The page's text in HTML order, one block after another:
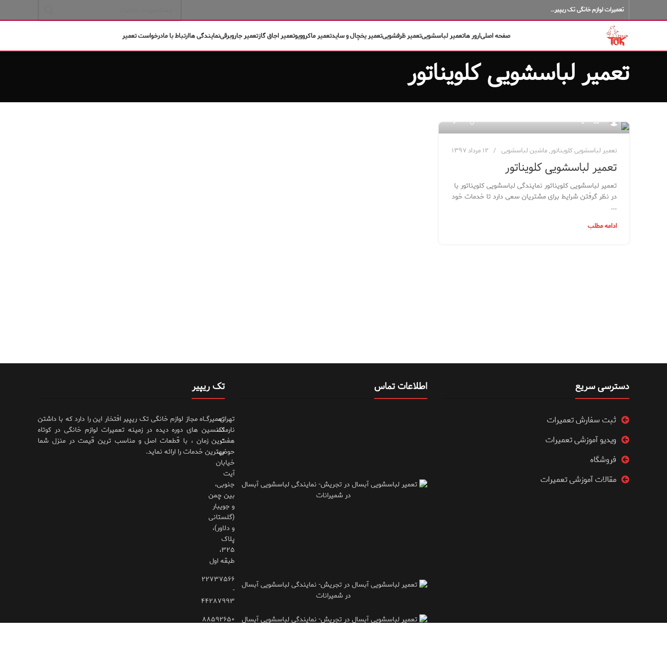
تعمیرات لوازم خانگی تک ریپیر…
صفحه اصلیارور هاتعمیر لباسشوییتعمیر ظرفشوییتعمیر یخچال و سایدتعمیر ماکروویوتعمیر اجاق گازتعمیر جاروبرقینمایندگی هاارتباط با مادرخواست تعمیر
تعمیر لباسشویی کلویناتور
مدیر سایت
تعمیر لباسشویی کلویناتور,ماشین لباسشویی ۱۲ مرداد ۱۳۹۷
تعمیر لباسشویی کلویناتور
تعمیر لباسشویی کلویناتور نمایندگی لباسشویی کلویناتور با
در نظر گرفتن شرایط برای مشتریان سعی دارد تا خدمات خود
...
ادامه مطلب
تک ریپیر
تعمیرگــاه مجاز لوازم خانگی تک ریپیر افتخار این را دارد که با داشتن
تکنسین های دوره دیده در زمینه تعمیرات لوازم خانگی در کوتاه
ترین زمان ، با قطعات اصل و مناسب ترین قیمت در منزل شما
بهترین خدمات را ارائه نماید.
اطلاعات تماس
تهران،
نارمک،
هفت
حوض،
خیابان
آیت
جنوبی،
بین چمن
و جویبار
(گلستانی
و دلاور)،
پلاک
۳۲۵،
طبقه اول
۲۲۷۳۷۵۶۶
-
۴۴۲۸۷۹۹۳
۸۸۵۹۲۶۵۰
دسترسی سریع
ثبت سفارش تعمیرات
ویدیو آموزشی تعمیرات
فروشگاه
مقالات آموزشی تعمیرات